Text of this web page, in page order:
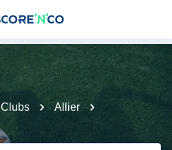
Clubs
Allier